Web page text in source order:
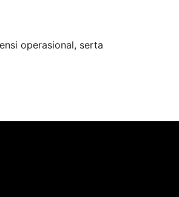
operasional, serta